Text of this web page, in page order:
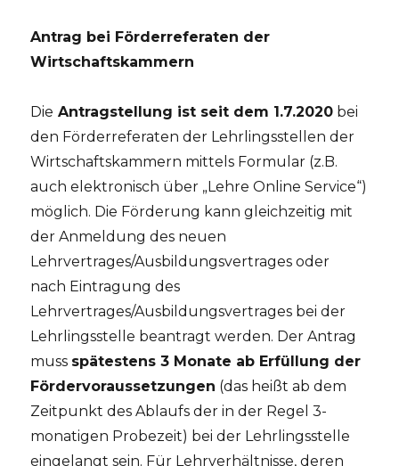
Antrag bei Förderreferaten der
Wirtschaftskammern
Die Antragstellung ist seit dem 1.7.2020 bei
den Förderreferaten der Lehrlingsstellen der
Wirtschaftskammern mittels Formular (z.B.
auch elektronisch über „Lehre Online Service“)
möglich. Die Förderung kann gleichzeitig mit
der Anmeldung des neuen
Lehrvertrages/Ausbildungsvertrages oder
nach Eintragung des
Lehrvertrages/Ausbildungsvertrages bei der
Lehrlingsstelle beantragt werden. Der Antrag
muss spätestens 3 Monate ab Erfüllung der
Fördervoraussetzungen (das heißt ab dem
Zeitpunkt des Ablaufs der in der Regel 3-
monatigen Probezeit) bei der Lehrlingsstelle
eingelangt sein. Für Lehrverhältnisse, deren